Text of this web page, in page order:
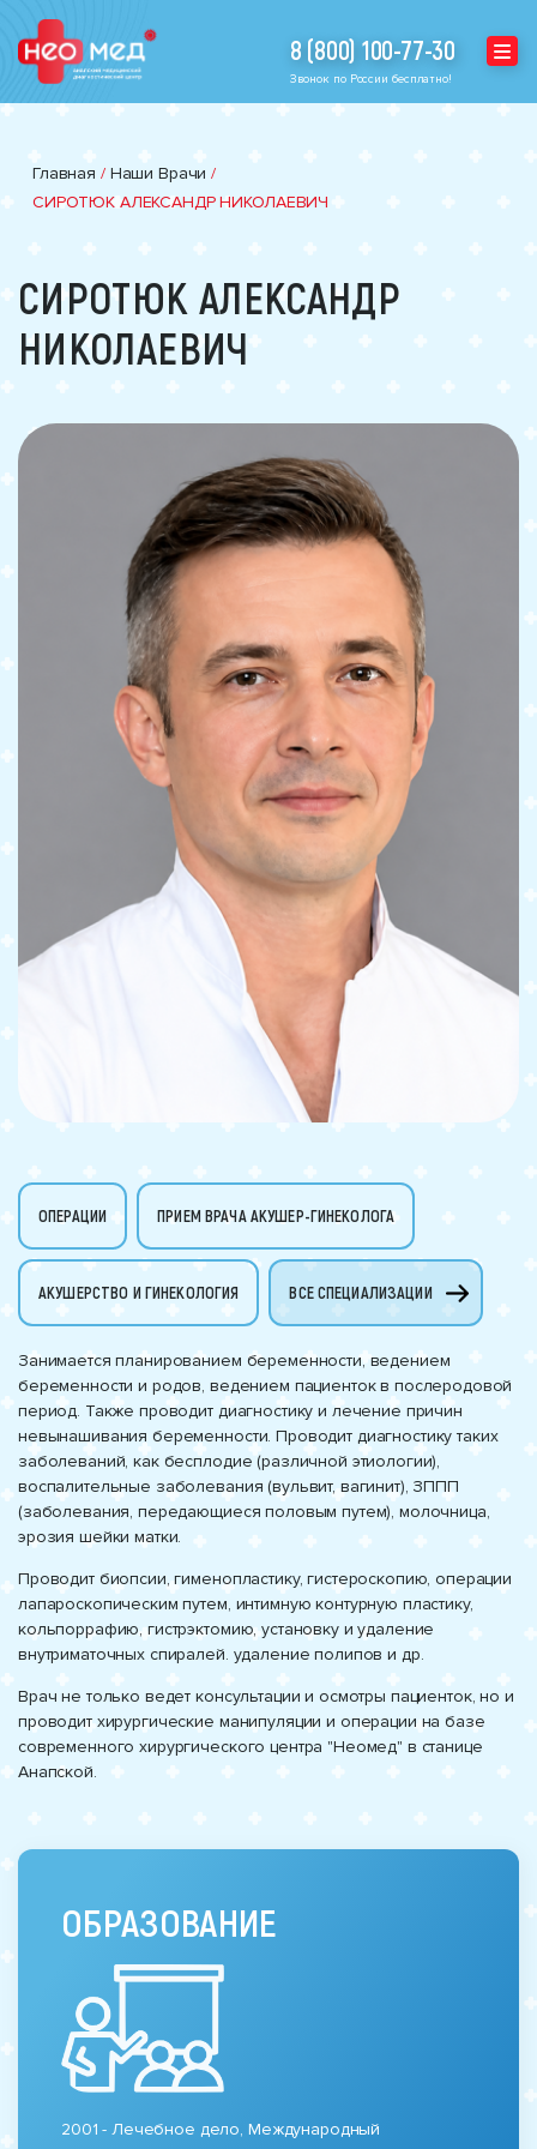
8 (800) 100-77-30
Звонок по России бесплатно!
Главная / Наши Врачи /
СИРОТЮК АЛЕКСАНДР НИКОЛАЕВИЧ
СИРОТЮК АЛЕКСАНДР
НИКОЛАЕВИЧ
ОПЕРАЦИИ ПРИЕМ ВРАЧА АКУШЕР-ГИНЕКОЛОГА
АКУШЕРСТВО И ГИНЕКОЛОГИЯ ВСЕ СПЕЦИАЛИЗАЦИИ
Занимается планированием беременности, ведением
беременности и родов, ведением пациенток в послеродовой
период. Также проводит диагностику и лечение причин
невынашивания беременности. Проводит диагностику таких
заболеваний, как бесплодие (различной этиологии),
воспалительные заболевания (вульвит, вагинит), ЗППП
(заболевания, передающиеся половым путем), молочница,
эрозия шейки матки.
Проводит биопсии, гименопластику, гистероскопию, операции
лапароскопическим путем, интимную контурную пластику,
кольпоррафию, гистрэктомию, установку и удаление
внутриматочных спиралей. удаление полипов и др.
Врач не только ведет консультации и осмотры пациенток, но и
проводит хирургические манипуляции и операции на базе
современного хирургического центра "Неомед" в станице
Анапской.
ОБРАЗОВАНИЕ
2001 - Лечебное дело, Международный